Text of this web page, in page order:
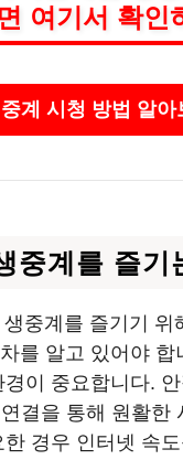
여기서 확인
계 시청 방법 알아
중계를 즐기
중계를 즐기기 위
를 알고 있어야 합
이 중요합니다. 안
결을 통해 원활한
경우 인터넷 속